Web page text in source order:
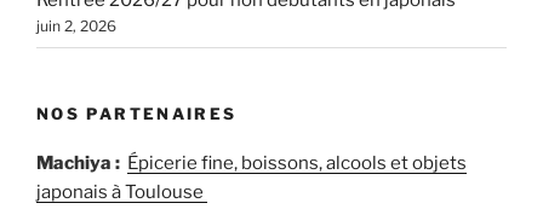
juin 2, 2026
NOS PARTENAIRES
Machiya : Épicerie fine, boissons, alcools et objets
japonais à Toulouse